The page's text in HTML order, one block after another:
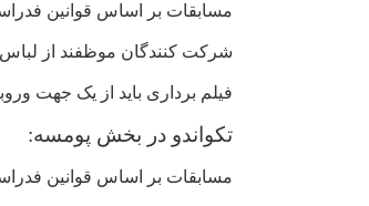
مسابقات بر اساس قوانین
شرکت کنندگان موظفند از لباس
فیلم برداری باید از یک جهت
تکواندو در بخش پومسه:
مسابقات بر اساس قوانین